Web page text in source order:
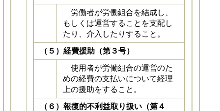
労働者が労働組合を結成し、
もしくは運営することを支配し
たり、介入したりすること。
（５）経費援助（第３号）
使用者が労働組合の運営のた
めの経費の支払いについて経理
上の援助をすること。
（６）報復的不利益取り扱い（第４